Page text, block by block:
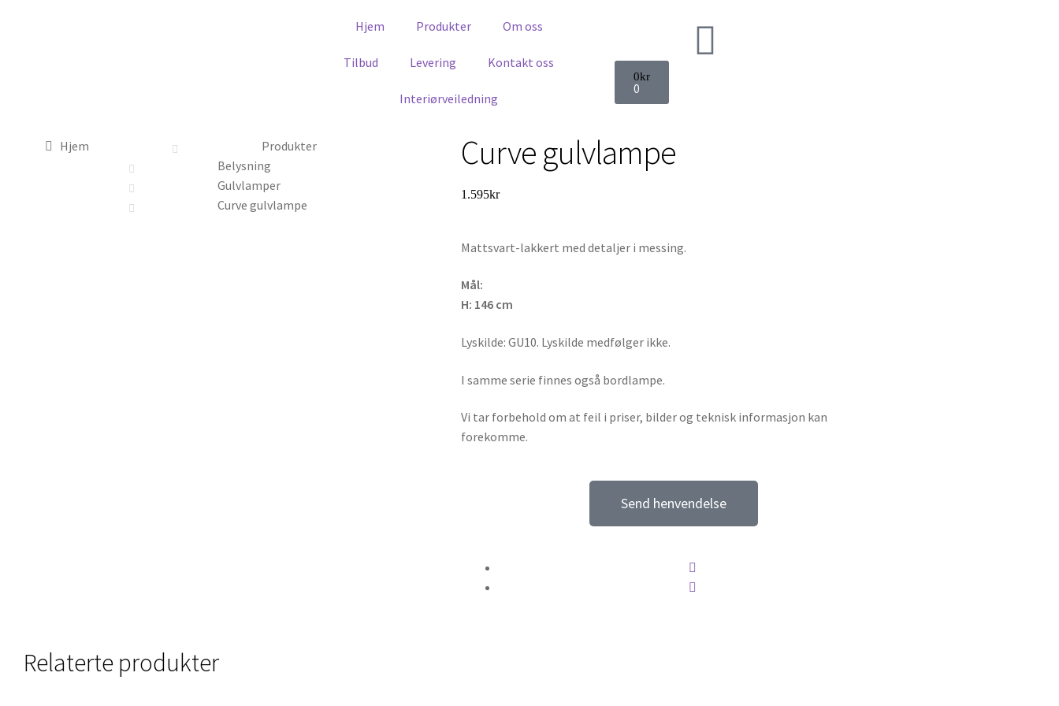
Hjem Produkter Om oss
Tilbud Levering Kontakt oss
Interiørveiledning
0kr
0
Hjem
Produkter
Belysning
Gulvlamper
Curve gulvlampe
Curve gulvlampe
1.595kr
Mattsvart-lakkert med detaljer i messing.
Mål:
H: 146 cm
Lyskilde: GU10. Lyskilde medfølger ikke.
I samme serie finnes også bordlampe.
Vi tar forbehold om at feil i priser, bilder og teknisk informasjon kan
forekomme.
Send henvendelse
Relaterte produkter